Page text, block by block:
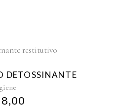
DETOSSINANTE